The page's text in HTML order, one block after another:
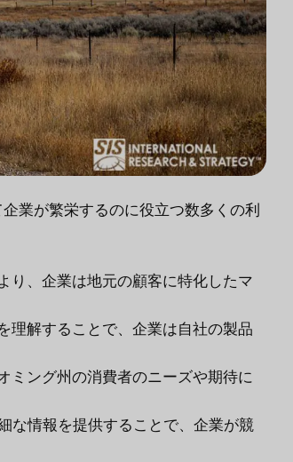
業が繁栄するのに役立つ数多くの利
り、企業は地元の顧客に特化したマ
理解することで、企業は自社の製品
ミング州の消費者のニーズや期待に
な情報を提供することで、企業が競